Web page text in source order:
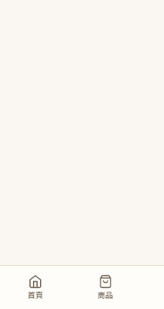
首頁 商品